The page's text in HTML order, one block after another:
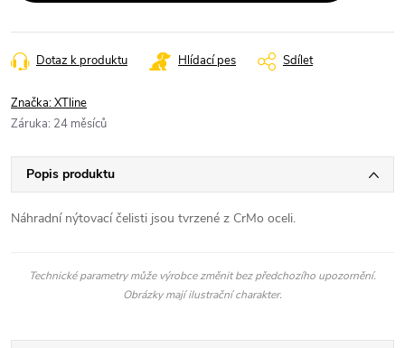
Dotaz k produktu Hlídací pes Sdílet
Značka:XTline
Záruka: 24 měsíců
Popis produktu
Náhradní nýtovací čelisti jsou tvrzené z CrMo oceli.
Technické parametry může výrobce změnit bez předchozího upozornění.
Obrázky mají ilustrační charakter.